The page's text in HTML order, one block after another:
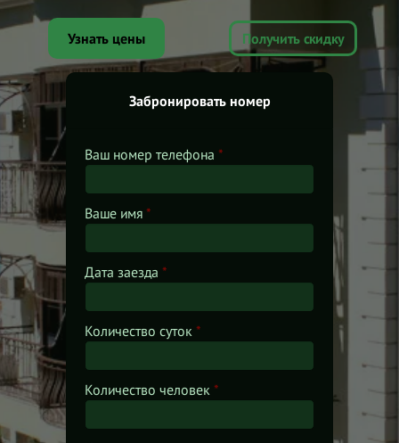
Узнать цены Получить скидку
Забронировать номер
Ваш номер телефона *
Ваше имя *
Дата заезда *
Количество суток *
Количество человек *